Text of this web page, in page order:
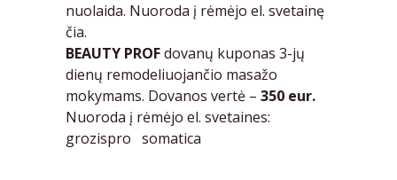
nuolaida. Nuoroda į rėmėjo el. svetainę
čia.
BEAUTY PROFdovanų kuponas 3-jų
dienų remodeliuojančio masažo
mokymams. Dovanos vertė – 350 eur.
Nuoroda į rėmėjo el. svetaines:
grozispro somatica